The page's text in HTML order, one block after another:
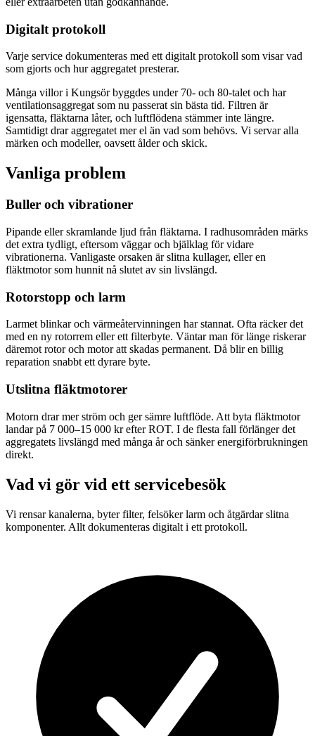
Digitalt protokoll
Varje service dokumenteras med ett digitalt protokoll som visar vad
som gjorts och hur aggregatet presterar.
Många villor i Kungsör byggdes under 70- och 80-talet och har
ventilationsaggregat som nu passerat sin bästa tid. Filtren är
igensatta, fläktarna låter, och luftflödena stämmer inte längre.
Samtidigt drar aggregatet mer el än vad som behövs. Vi servar alla
märken och modeller, oavsett ålder och skick.
Vanliga problem
Buller och vibrationer
Pipande eller skramlande ljud från fläktarna. I radhusområden märks
det extra tydligt, eftersom väggar och bjälklag för vidare
vibrationerna. Vanligaste orsaken är slitna kullager, eller en
fläktmotor som hunnit nå slutet av sin livslängd.
Rotorstopp och larm
Larmet blinkar och värmeåtervinningen har stannat. Ofta räcker det
med en ny rotorrem eller ett filterbyte. Väntar man för länge riskerar
däremot rotor och motor att skadas permanent. Då blir en billig
reparation snabbt ett dyrare byte.
Utslitna fläktmotorer
Motorn drar mer ström och ger sämre luftflöde. Att byta fläktmotor
landar på 7 000–15 000 kr efter ROT. I de flesta fall förlänger det
aggregatets livslängd med många år och sänker energiförbrukningen
direkt.
Vad vi gör vid ett servicebesök
Vi rensar kanalerna, byter filter, felsöker larm och åtgärdar slitna
komponenter. Allt dokumenteras digitalt i ett protokoll.